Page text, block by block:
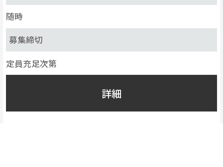
随時
募集締切
定員充足次第
詳細